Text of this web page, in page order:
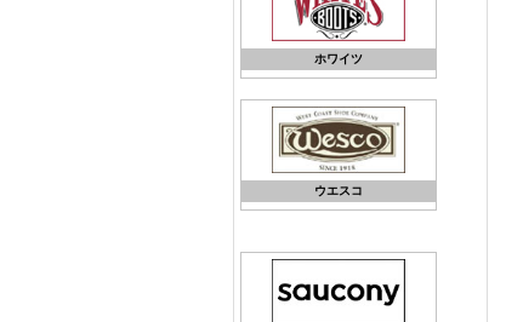
ホワイツ
ウエスコ